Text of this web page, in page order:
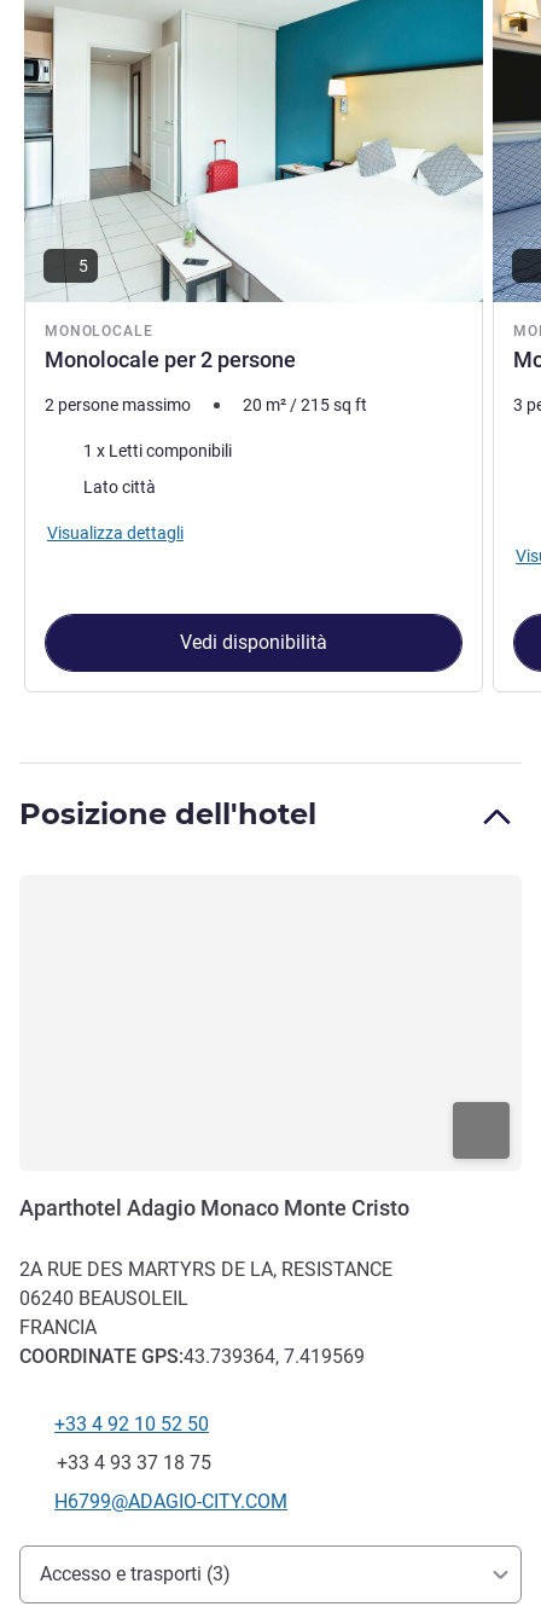
MONOLOCALE
Monolocale per 2 persone
5
2 persone massimo 20 m²/215sq ft
Biancheria da letto
1 x Letti componibili
Vista:Lato città
Visualizza dettagli
Vedi disponibilità
3
Posizione dell'hotel
Aparthotel Adagio Monaco Monte Cristo
2A RUE DES MARTYRS DE LA, RESISTANCE
06240 BEAUSOLEIL
FRANCIA
COORDINATE GPS:43.739364, 7.419569
Telefono
+33 4 92 10 52 50
Fax
+33 4 93 37 18 75
E-mail di contatto
H6799@ADAGIO-CITY.COM
Accesso e trasporti
Accesso e trasporti (3)